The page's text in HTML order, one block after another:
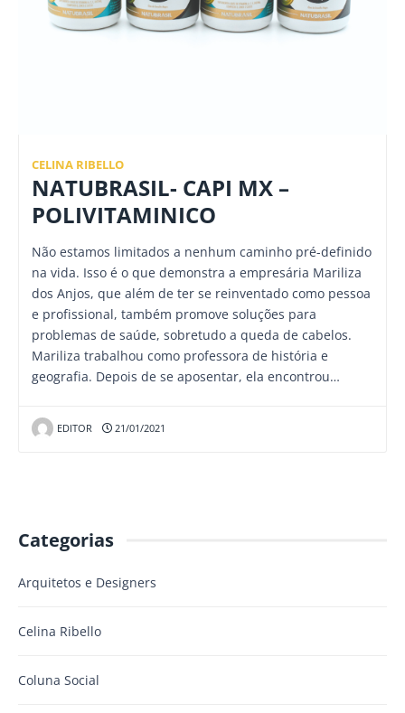
CELINA RIBELLO
NATUBRASIL- CAPI MX –
POLIVITAMINICO
Não estamos limitados a nenhum caminho pré-definido
na vida. Isso é o que demonstra a empresária Mariliza
dos Anjos, que além de ter se reinventado como pessoa
e profissional, também promove soluções para
problemas de saúde, sobretudo a queda de cabelos.
Mariliza trabalhou como professora de história e
geografia. Depois de se aposentar, ela encontrou…
EDITOR 21/01/2021
Categorias
Arquitetos e Designers
Celina Ribello
Coluna Social